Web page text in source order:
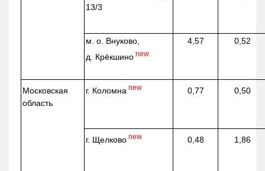
13/3
м. о. Внуково,
д. Крёкшино new
4,57 0,52
Московская
область
г. Коломна new 0,77 0,50
г. Щелково new 0,48 1,86